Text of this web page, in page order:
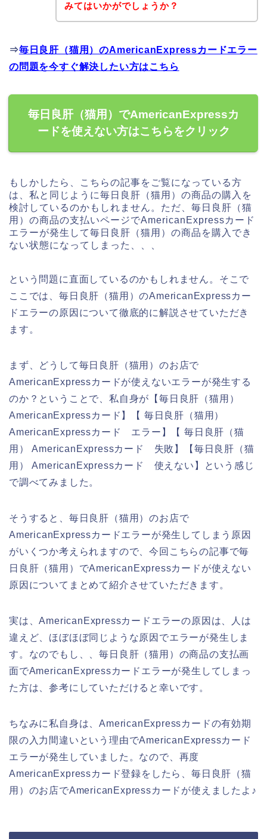
みてはいかがでしょうか？
⇒毎日良肝（猫用）のAmericanExpressカードエラー
の問題を今すぐ解決したい方はこちら
毎日良肝（猫用）でAmericanExpressカ
ードを使えない方はこちらをクリック
もしかしたら、こちらの記事をご覧になっている方
は、私と同じように毎日良肝（猫用）の商品の購入を
検討しているのかもしれません。ただ、毎日良肝（猫
用）の商品の支払いページでAmericanExpressカード
エラーが発生して毎日良肝（猫用）の商品を購入でき
ない状態になってしまった、、、
という問題に直面しているのかもしれません。そこで
ここでは、毎日良肝（猫用）のAmericanExpressカー
ドエラーの原因について徹底的に解説させていただき
ます。
まず、どうして毎日良肝（猫用）のお店で
AmericanExpressカードが使えないエラーが発生する
のか？ということで、私自身が【毎日良肝（猫用）
AmericanExpressカード】【 毎日良肝（猫用）
AmericanExpressカード エラー】【 毎日良肝（猫
用） AmericanExpressカード 失敗】【毎日良肝（猫
用） AmericanExpressカード 使えない】という感じ
で調べてみました。
そうすると、毎日良肝（猫用）のお店で
AmericanExpressカードエラーが発生してしまう原因
がいくつか考えられますので、今回こちらの記事で毎
日良肝（猫用）でAmericanExpressカードが使えない
原因についてまとめて紹介させていただきます。
実は、AmericanExpressカードエラーの原因は、人は
違えど、ほぼほぼ同じような原因でエラーが発生しま
す。なのでもし、、毎日良肝（猫用）の商品の支払画
面でAmericanExpressカードエラーが発生してしまっ
た方は、参考にしていただけると幸いです。
ちなみに私自身は、AmericanExpressカードの有効期
限の入力間違いという理由でAmericanExpressカード
エラーが発生していました。なので、再度
AmericanExpressカード登録をしたら、毎日良肝（猫
用）のお店でAmericanExpressカードが使えましたよ♪